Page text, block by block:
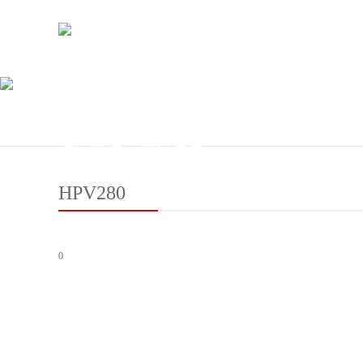
铸造辉煌，唯有质量
HPV280
0